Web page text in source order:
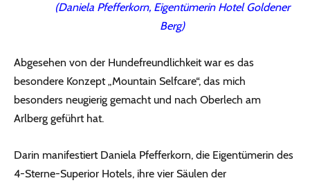
(Daniela Pfefferkorn, Eigentümerin Hotel Goldener
Berg)
Abgesehen von der Hundefreundlichkeit war es das
besondere Konzept „Mountain Selfcare“, das mich
besonders neugierig gemacht und nach Oberlech am
Arlberg geführt hat.
Darin manifestiert Daniela Pfefferkorn, die Eigentümerin des
4-Sterne-Superior Hotels, ihre vier Säulen der